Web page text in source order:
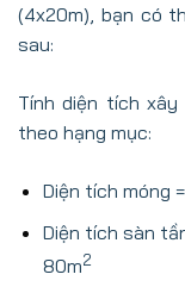
(4x20m), bạn có
sau:
Tính diện tích
theo hạng mục:
Diện tích móng
Diện tích sàn
80m2